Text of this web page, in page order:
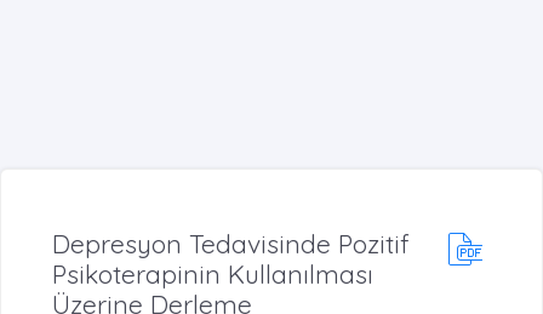
Depresyon Tedavisinde Pozitif
Psikoterapinin Kullanılması
Üzerine Derleme